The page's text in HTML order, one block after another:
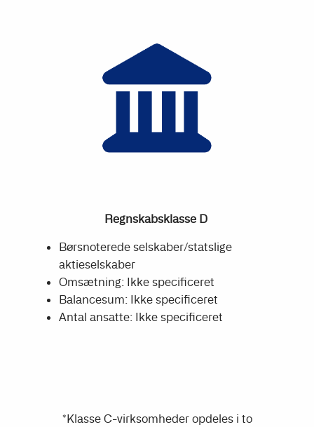
Regnskabsklasse D
Børsnoterede selskaber/statslige
aktieselskaber
Omsætning: Ikke specificeret
Balancesum: Ikke specificeret
Antal ansatte: Ikke specificeret
*Klasse C-virksomheder opdeles i to